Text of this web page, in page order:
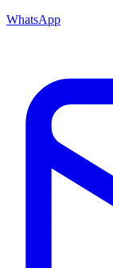
WhatsApp